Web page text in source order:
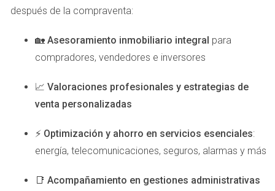
inversiones en mejoras pueden aumentar
caso notable es el de María, quien decidió vender su
apartamento en Las Palmas. Con la ayuda de su asesor
las paredes y organizar el espacio. Gracias a estas
recomendaciones, logró vender su propiedad por un 15%
más del precio inicial estimado.
Casos Reales
Los casos reales son siempre una gran manera de
después de la compraventa:
🏡 Asesoramiento inmobiliario integral para
compradores, vendedores e inversores
📈 Valoraciones profesionales y estrategias de
venta personalizadas
⚡ Optimización y ahorro en servicios esenciales:
energía, telecomunicaciones, seguros, alarmas y más
📑 Acompañamiento en gestiones administrativas